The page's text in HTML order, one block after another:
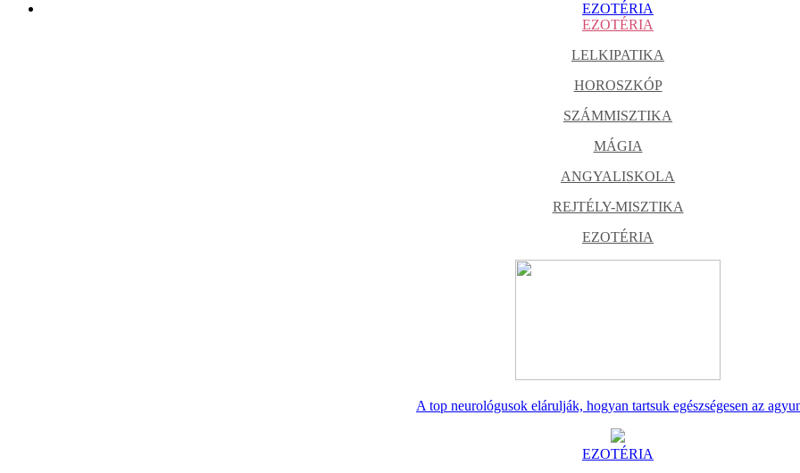
EZOTÉRIA
EZOTÉRIA
LELKIPATIKA
HOROSZKÓP
SZÁMMISZTIKA
MÁGIA
ANGYALISKOLA
REJTÉLY-MISZTIKA
EZOTÉRIA
A top neurológusok elárulják, hogyan tartsuk egészségesen az
EZOTÉRIA